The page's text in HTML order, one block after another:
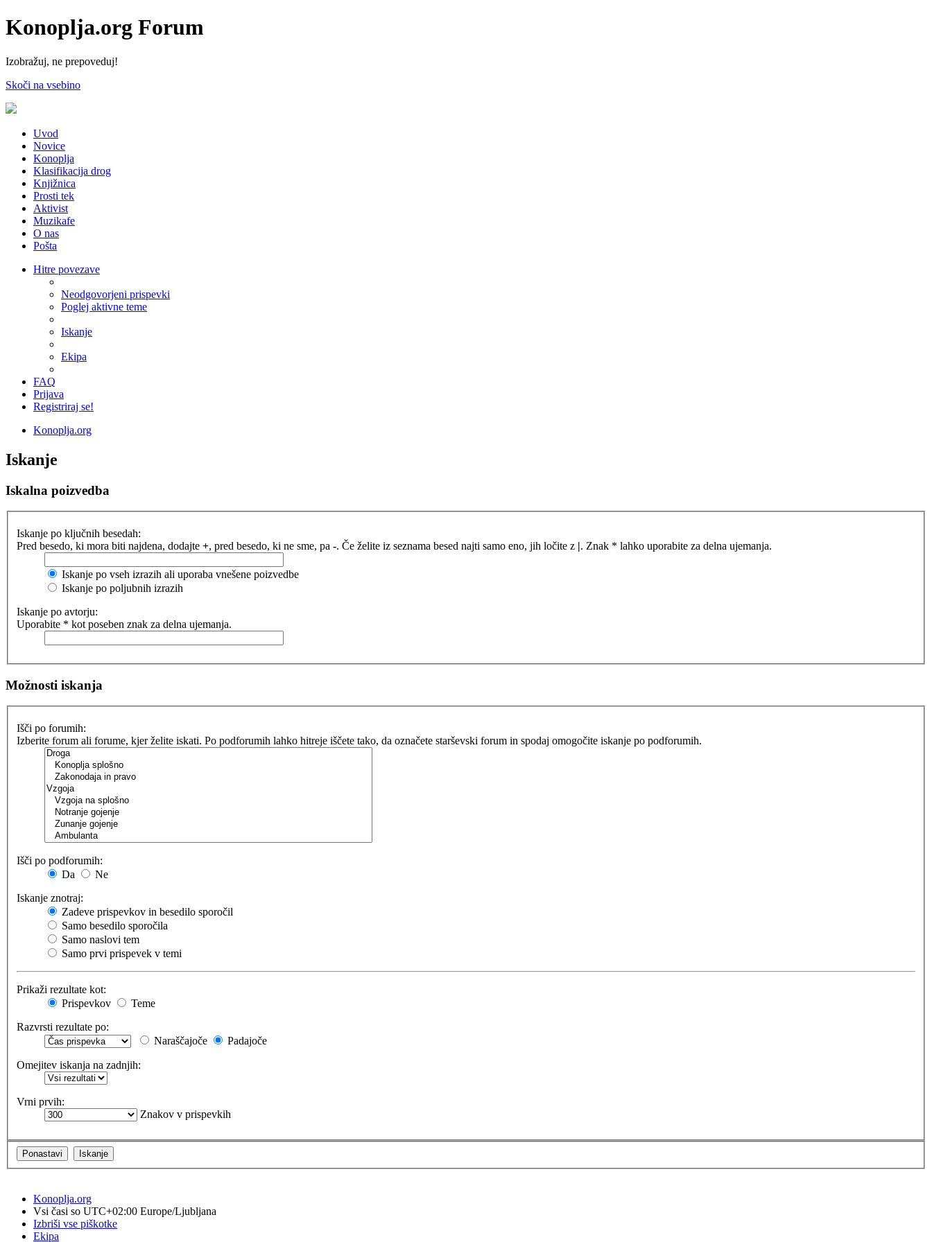
Konoplja.org Forum
Izobražuj, ne prepoveduj!
Skoči na vsebino
Uvod
Novice
Konoplja
Klasifikacija drog
Knjižnica
Prosti tek
Aktivist
Muzikafe
O nas
Pošta
Hitre povezave
Neodgovorjeni prispevki
Poglej aktivne teme
Iskanje
Ekipa
FAQ
Prijava
Registriraj se!
Konoplja.org
Iskanje
Iskalna poizvedba
Iskanje po ključnih besedah:
Pred besedo, ki mora biti najdena, dodajte +, pred besedo, ki ne sme, pa -. Če želite iz seznama besed najti samo eno, jih ločite z |. Znak * lahko uporabite za delna ujemanja.
Iskanje po vseh izrazih ali uporaba vnešene poizvedbe
Iskanje po poljubnih izrazih
Iskanje po avtorju:
Uporabite * kot poseben znak za delna ujemanja.
Možnosti iskanja
Išči po forumih:
Izberite forum ali forume, kjer želite iskati. Po podforumih lahko hitreje iščete tako, da označete starševski forum in spodaj omogočite iskanje po podforumih.
Išči po podforumih:
Da
Ne
Iskanje znotraj:
Zadeve prispevkov in besedilo sporočil
Samo besedilo sporočila
Samo naslovi tem
Samo prvi prispevek v temi
Prikaži rezultate kot:
Prispevkov
Teme
Razvrsti rezultate po:
Naraščajoče
Padajoče
Omejitev iskanja na zadnjih:
Vrni prvih:
Znakov v prispevkih
Konoplja.org
Vsi časi so UTC+02:00 Europe/Ljubljana
Izbriši vse piškotke
Ekipa